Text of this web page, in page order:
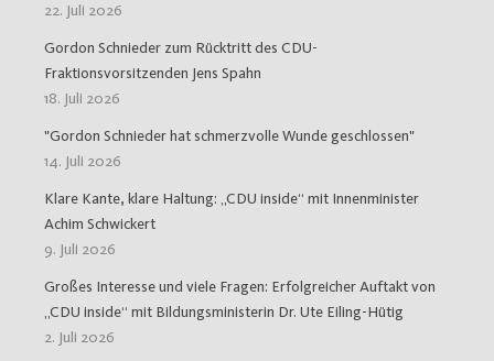
22. Juli 2026
Gordon Schnieder zum Rücktritt des CDU-
Fraktionsvorsitzenden Jens Spahn
18. Juli 2026
"Gordon Schnieder hat schmerzvolle Wunde geschlossen"
14. Juli 2026
Klare Kante, klare Haltung: „CDU inside“ mit Innenminister
Achim Schwickert
9. Juli 2026
Großes Interesse und viele Fragen: Erfolgreicher Auftakt von
„CDU inside“ mit Bildungsministerin Dr. Ute Eiling-Hütig
2. Juli 2026